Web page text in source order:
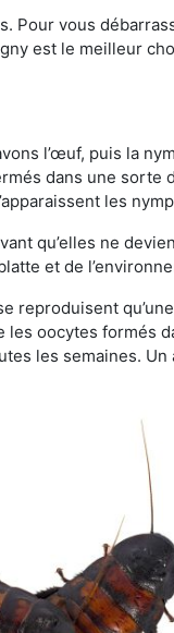
Pour vous
est le meilleur
l’œuf, puis la
dans une sorte
les
qu’elles ne
et de
reproduisent
oocytes formés
les semaines. Un